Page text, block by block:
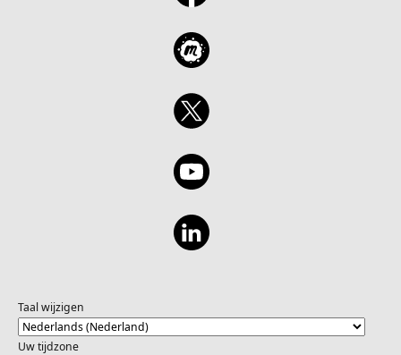
Taal wijzigen
Uw tijdzone